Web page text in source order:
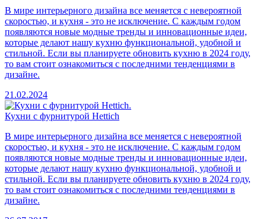
В мире интерьерного дизайна все меняется с невероятной
скоростью, и кухня - это не исключение. С каждым годом
появляются новые модные тренды и инновационные идеи,
которые делают нашу кухню функциональной, удобной и
стильной. Если вы планируете обновить кухню в 2024 году,
то вам стоит ознакомиться с последними тенденциями в
дизайне.
21.02.2024
Кухни с фурнитурой Hettich
В мире интерьерного дизайна все меняется с невероятной
скоростью, и кухня - это не исключение. С каждым годом
появляются новые модные тренды и инновационные идеи,
которые делают нашу кухню функциональной, удобной и
стильной. Если вы планируете обновить кухню в 2024 году,
то вам стоит ознакомиться с последними тенденциями в
дизайне.